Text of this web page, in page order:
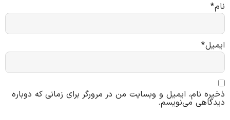
نام*
ایمیل*
ذخیره نام، ایمیل و وبسایت من در مرورگر برای زمانی که دوباره
دیدگاهی می‌نویسم.